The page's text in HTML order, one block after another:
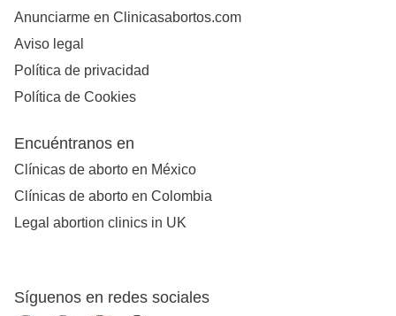
Anunciarme en Clinicasabortos.com
Aviso legal
Política de privacidad
Política de Cookies
Encuéntranos en
Clínicas de aborto en México
Clínicas de aborto en Colombia
Legal abortion clinics in UK
Síguenos en redes sociales